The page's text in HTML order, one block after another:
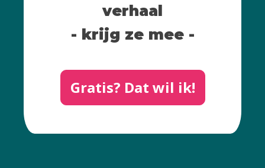
verhaal
- krijg ze mee -
Gratis? Dat wil ik!